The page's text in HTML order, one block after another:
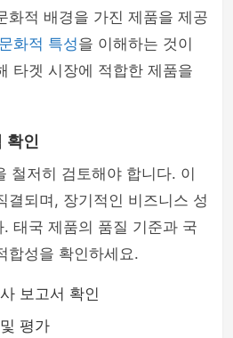
화적 배경을 가진 제품을 제공
화적 특성을 이해하는 것이
타겟 시장에 적합한 제품을
확인
철저히 검토해야 합니다. 이
결되며, 장기적인 비즈니스 성
태국 제품의 품질 기준과 국
합성을 확인하세요.
보고서 확인
평가